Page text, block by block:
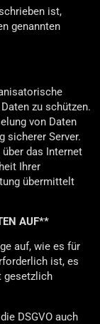
ist,
genannten
zu schützen.
von Daten
sicherer Server.
das Internet
Ihrer
übermittelt
AUF**
auf, wie es für
ist, es
gesetzlich
DSGVO auch